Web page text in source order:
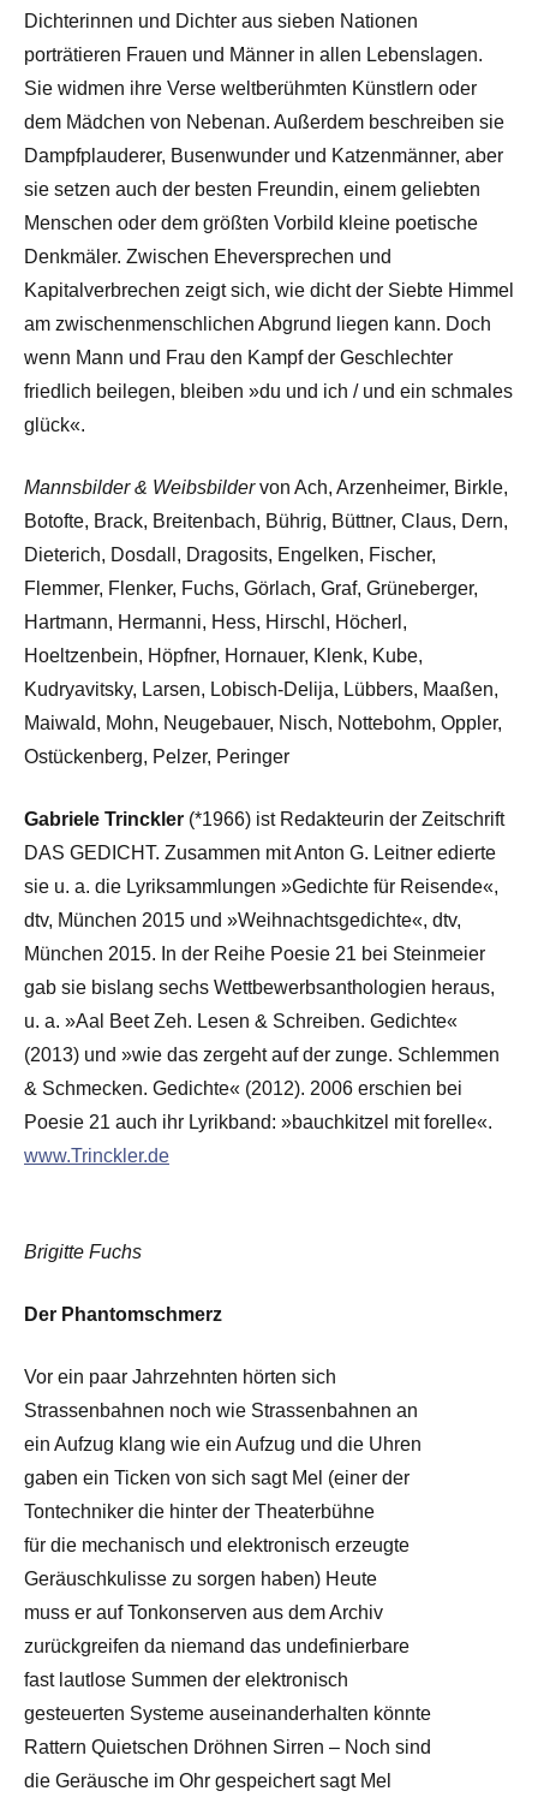
Dichterinnen und Dichter aus sieben Nationen
porträtieren Frauen und Männer in allen Lebenslagen.
Sie widmen ihre Verse weltberühmten Künstlern oder
dem Mädchen von Nebenan. Außerdem beschreiben sie
Dampfplauderer, Busenwunder und Katzenmänner, aber
sie setzen auch der besten Freundin, einem geliebten
Menschen oder dem größten Vorbild kleine poetische
Denkmäler. Zwischen Eheversprechen und
Kapitalverbrechen zeigt sich, wie dicht der Siebte Himmel
am zwischenmenschlichen Abgrund liegen kann. Doch
wenn Mann und Frau den Kampf der Geschlechter
friedlich beilegen, bleiben »du und ich / und ein schmales
glück«.
Mannsbilder & Weibsbildervon Ach, Arzenheimer, Birkle,
Botofte, Brack, Breitenbach, Bührig, Büttner, Claus, Dern,
Dieterich, Dosdall, Dragosits, Engelken, Fischer,
Flemmer, Flenker, Fuchs, Görlach, Graf, Grüneberger,
Hartmann, Hermanni, Hess, Hirschl, Höcherl,
Hoeltzenbein, Höpfner, Hornauer, Klenk, Kube,
Kudryavitsky, Larsen, Lobisch-Delija, Lübbers, Maaßen,
Maiwald, Mohn, Neugebauer, Nisch, Nottebohm, Oppler,
Ostückenberg, Pelzer, Peringer
Gabriele Trinckler (*1966) ist Redakteurin der Zeitschrift
DAS GEDICHT. Zusammen mit Anton G. Leitner edierte
sie u. a. die Lyriksammlungen »Gedichte für Reisende«,
dtv, München 2015 und »Weihnachtsgedichte«, dtv,
München 2015. In der Reihe Poesie 21 bei Steinmeier
gab sie bislang sechs Wettbewerbsanthologien heraus,
u. a. »Aal Beet Zeh. Lesen & Schreiben. Gedichte«
(2013) und »wie das zergeht auf der zunge. Schlemmen
& Schmecken. Gedichte« (2012). 2006 erschien bei
Poesie 21 auch ihr Lyrikband: »bauchkitzel mit forelle«.
www.Trinckler.de
Brigitte Fuchs
Der Phantomschmerz
Vor ein paar Jahrzehnten hörten sich
Strassenbahnen noch wie Strassenbahnen an
ein Aufzug klang wie ein Aufzug und die Uhren
gaben ein Ticken von sich sagt Mel (einer der
Tontechniker die hinter der Theaterbühne
für die mechanisch und elektronisch erzeugte
Geräuschkulisse zu sorgen haben) Heute
muss er auf Tonkonserven aus dem Archiv
zurückgreifen da niemand das undefinierbare
fast lautlose Summen der elektronisch
gesteuerten Systeme auseinanderhalten könnte
Rattern Quietschen Dröhnen Sirren – Noch sind
die Geräusche im Ohr gespeichert sagt Mel